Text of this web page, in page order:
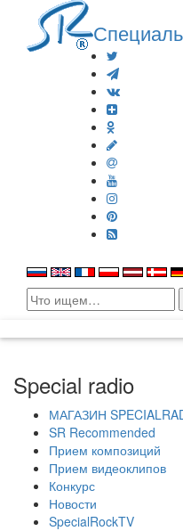
Search
for:
Special radio
МАГАЗИН
SR Recommended
Прием композиций
Прием видеоклипов
Конкурс
Новости
SpecialRockTV